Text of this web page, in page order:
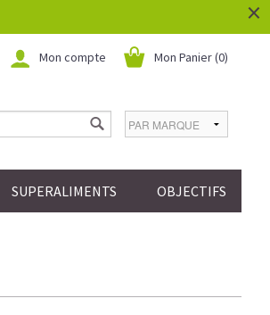
×
Mon Panier (0)
Mon compte
SUPERALIMENTS OBJECTIFS